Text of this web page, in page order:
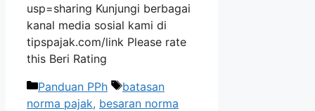
usp=sharing Kunjungi berbagai
kanal media sosial kami di
tipspajak.com/link Please rate
this Beri Rating
Kategori
Panduan PPh Tag
batasan
norma pajak, besaran norma